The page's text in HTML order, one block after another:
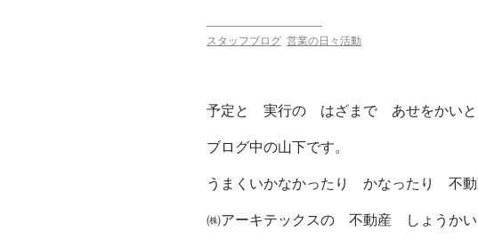
スタッフブログ 営業の日々活動
予定と 実行の はざまで あせをかいと
ブログ中の山下です。
うまくいかなかったり かなったり 不
㈱アーキテックスの 不動産 しょうかい